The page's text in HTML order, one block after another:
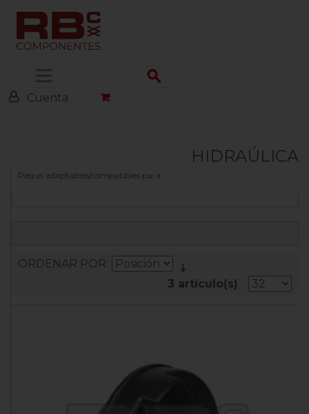
Cuenta
HIDRAÚLICA
Piezas adaptables/compatibles para:
ORDENAR POR
3 artículo(s)